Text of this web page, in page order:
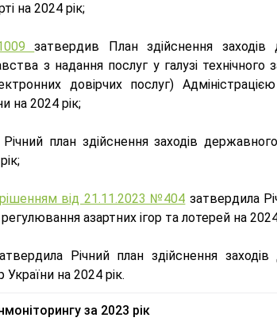
на 2024 рік;
затвердив План здійснення заходів
з надання послуг у галузі технічного
довірчих послуг)
на 2024 рік;
план здійснення заходів
рішенням від 21.11.2023 №404 затвердила
азартних ігор та лотерей на 2024
Річний план здійснення
на 2024 рік.
за 2023 рік